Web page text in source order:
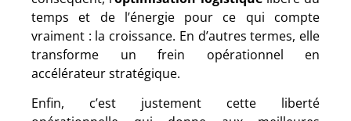
temps et de l’énergie pour ce qui compte
vraiment : la croissance. En d’autres termes, elle
transforme un frein opérationnel en
accélérateur stratégique.
Enfin, c’est justement cette liberté